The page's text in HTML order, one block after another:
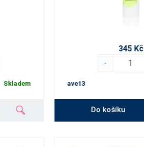
Skladem
345 Kč
-
ave13
Do košíku